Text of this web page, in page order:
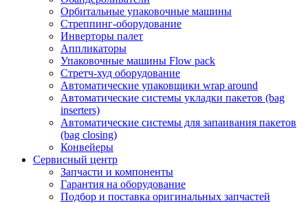
Орбитальные упаковочные машины
Стреппинг-оборудование
Инверторы палет
Аппликаторы
Упаковочные машины Flow pack
Стретч-худ оборудование
Автоматические упаковщики wrap around
Автоматические системы укладки пакетов (bag
inserters)
Автоматические системы для запаивания пакетов
(bag closing)
Конвейеры
Сервисный центр
Запчасти и компоненты
Гарантия на оборудование
Подбор и поставка оригинальных запчастей